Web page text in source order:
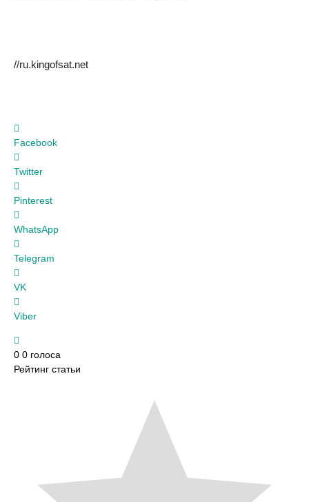
//ru.kingofsat.net
Facebook
Twitter
Pinterest
WhatsApp
Telegram
VK
Viber
0 0 голоса
Рейтинг статьи